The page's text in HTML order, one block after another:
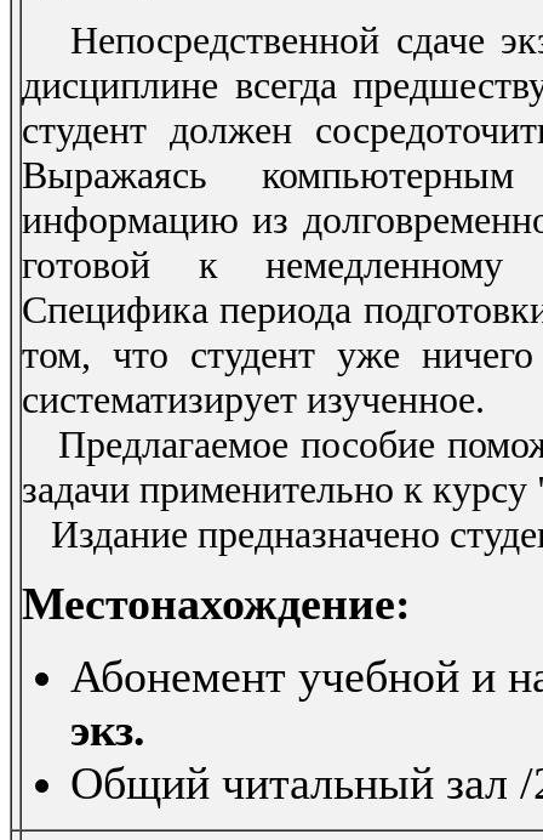
Непосредственной сдаче
дисциплине всегда
студент должен
Выражаясь
информацию из
готовой к немедленному
Специфика периода
том, что студент уже
систематизирует изученное.
Предлагаемое пособие
задачи применительно к
Издание предназначено
Местонахождение:
Абонемент учебной и
экз.
Общий читальный зал